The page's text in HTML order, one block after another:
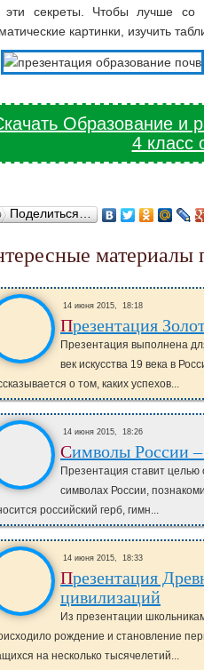
эти секреты. Чтобы лучше со
картинки, изучить
Образование и
4 класс
Поделиться…
материалы
14 июня 2015, 18:18
Презентация
Презентация выполнена
век искусства 19 века в
о том, каких успехов...
14 июня 2015, 18:26
Символы России
Презентация ставит
символах России,
российский герб, гимн...
14 июня 2015, 18:33
Презентация Древний мир – рождение первых
цивилизаций
Из презентации
рождение и становление
на несколько тысячелетий...